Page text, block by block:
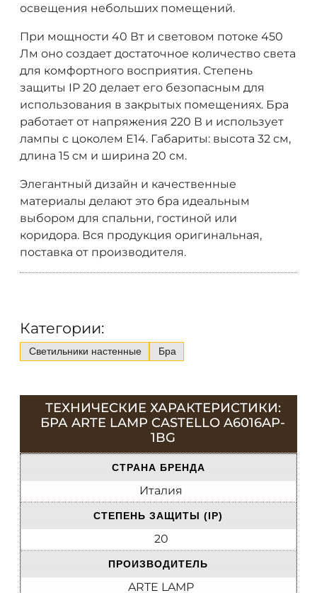
освещения небольших помещений.
При мощности 40 Вт и световом потоке 450
Лм оно создает достаточное количество света
для комфортного восприятия. Степень
защиты IP 20 делает его безопасным для
использования в закрытых помещениях. Бра
работает от напряжения 220 В и использует
лампы с цоколем E14. Габариты: высота 32 см,
длина 15 см и ширина 20 см.
Элегантный дизайн и качественные
материалы делают это бра идеальным
выбором для спальни, гостиной или
коридора. Вся продукция оригинальная,
поставка от производителя.
Категории:
Светильники настенные Бра
ТЕХНИЧЕСКИЕ ХАРАКТЕРИСТИКИ:
БРА ARTE LAMP CASTELLO A6016AP-
1BG
СТРАНА БРЕНДА
Италия
СТЕПЕНЬ ЗАЩИТЫ (IP)
20
ПРОИЗВОДИТЕЛЬ
ARTE LAMP